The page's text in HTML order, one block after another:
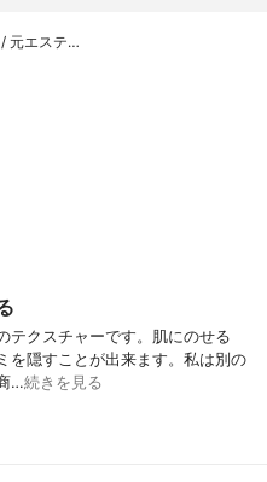
/ 元エステ…
テクスチャーです。肌にのせる
を隠すことが出来ます。私は別の
…続きを見る